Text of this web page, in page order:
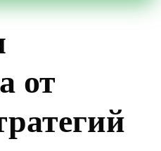
от